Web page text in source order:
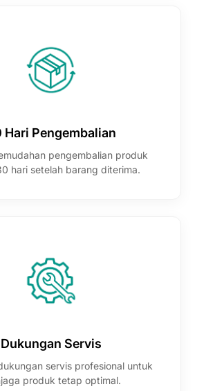
Hari Pengembalian
pengembalian produk
hari setelah barang diterima.
Dukungan Servis
servis profesional untuk
produk tetap optimal.